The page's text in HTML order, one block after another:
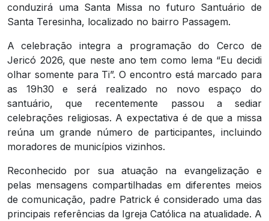
conduzirá uma Santa Missa no futuro Santuário de
Santa Teresinha, localizado no bairro Passagem.
A celebração integra a programação do Cerco de
Jericó 2026, que neste ano tem como lema “Eu decidi
olhar somente para Ti”. O encontro está marcado para
as 19h30 e será realizado no novo espaço do
santuário, que recentemente passou a sediar
celebrações religiosas. A expectativa é de que a missa
reúna um grande número de participantes, incluindo
moradores de municípios vizinhos.
Reconhecido por sua atuação na evangelização e
pelas mensagens compartilhadas em diferentes meios
de comunicação, padre Patrick é considerado uma das
principais referências da Igreja Católica na atualidade. A